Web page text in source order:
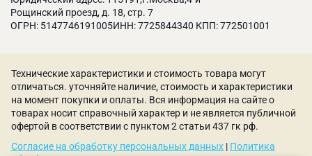
Рассматриваемая оснастка успешно
интегрируются с системами ЧПУ, образуя
реализовывать сложные траектории движения
инструмента, недоступные при использовании
обычного трёхкоординатного оборудования.
Синхронизация движений стола с перемещениями
рабочих механизмов станка обеспечивает
Рощинский проезд, д. 18, стр. 7
ОГРН: 5147746191005ИНН: 7725844340 КПП: 772501001
Технические характеристики и стоимость товара могут
отличаться. уточняйте наличие, стоимость и характеристики
на момент покупки и оплаты. Вся информация на сайте о
товарах носит справочный характер и не является публичной
офертой в соответствии с пунктом 2 статьи 437 гк рф.
Согласие на обработку персональных данных | Политика